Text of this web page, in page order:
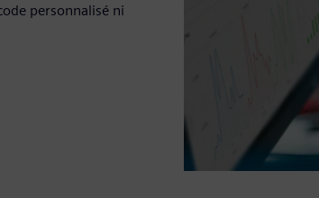
personnalisé ni